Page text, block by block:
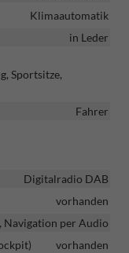
Klimaautomatik
in Leder
Sportsitze,
Fahrer
Digitalradio DAB
vorhanden
Navigation per Audio
vorhanden